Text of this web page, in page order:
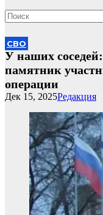
СВО
У наших
памятник
операции
Редакция
Дек 15, 2025